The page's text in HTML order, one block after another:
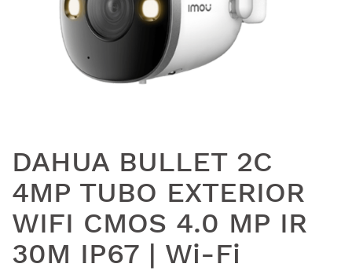
DAHUA BULLET 2C
4MP TUBO EXTERIOR
WIFI CMOS 4.0 MP IR
30M IP67 | Wi-Fi